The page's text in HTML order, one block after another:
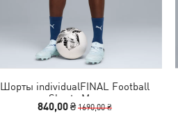
Шорты individualFINAL Football
Shorts Men
840,00 ₴1690,00 ₴